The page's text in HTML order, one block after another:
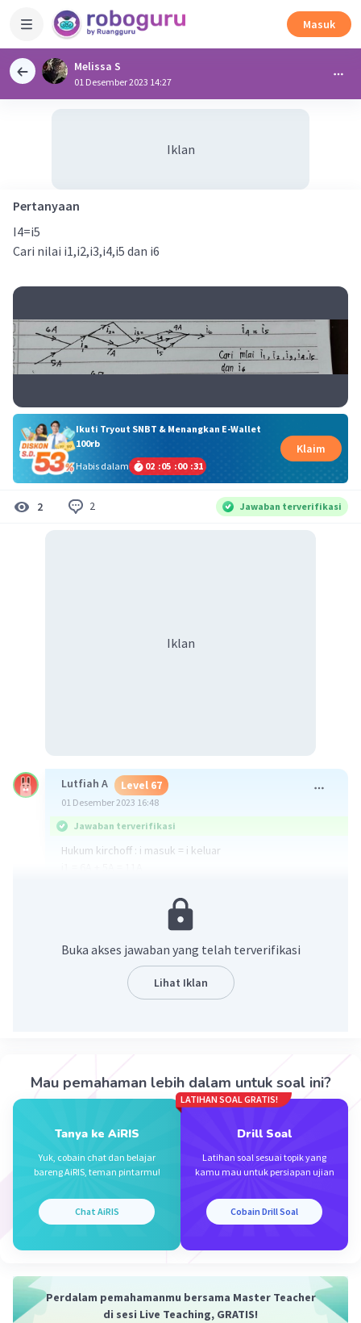
Masuk
Melissa S
01 Desember 2023 14:27
Iklan
Pertanyaan
I4=i5
Cari nilai i1,i2,i3,i4,i5 dan i6
Ikuti Tryout SNBT & Menangkan E-Wallet
100rb
Habis dalam
02 :05 :00 :30
Klaim
2 2 Jawaban terverifikasi
Iklan
Lutfiah A Level 67
01 Desember 2023 16:48
Jawaban terverifikasi
Hukum kirchoff : i masuk = i keluar
i4 dan i5 = (11A - 4A) : 2 = 3,5A
·0.0
Iklan
Jawaban terverifikasi
Jawaban yang tepat adalah
I = 11 A
I 2 = 4 A
I = 11 A
I4= 3,5 A
I = 3,5 A
Pembahasan :
Buka akses jawaban yang telah terverifikasi
Lihat Iklan
Mau pemahaman lebih dalam untuk soal ini?
Tanya ke AiRIS
Yuk, cobain chat dan belajar
bareng AiRIS, teman pintarmu!
Chat AiRIS
LATIHAN SOAL GRATIS!
Drill Soal
Latihan soal sesuai topik yang
kamu mau untuk persiapan ujian
Cobain Drill Soal
Perdalam pemahamanmu bersama Master Teacher
di sesi Live Teaching, GRATIS!